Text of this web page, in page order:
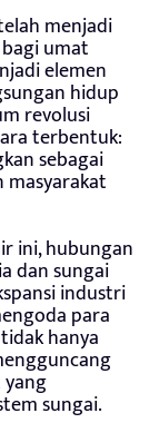
menjadi
umat
elemen
hidup
revolusi
terbentuk:
sebagai
ini, hubungan
dan sungai
industri
para
hanya
sungai.